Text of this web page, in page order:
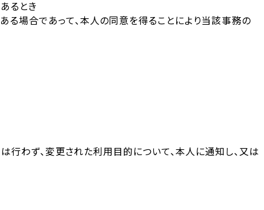
るとき
場合であって、本人の同意を得ることにより当該事務の
わず、変更された利用目的について、本人に通知し、又は